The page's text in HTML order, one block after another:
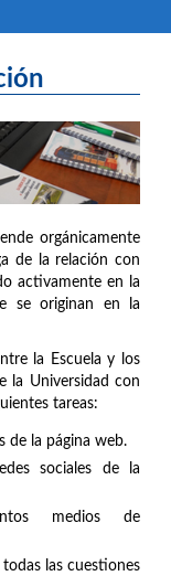
orgánicamente
de la relación con
activamente en la
se originan en la
la Escuela y los
la Universidad con
tareas:
de la página web.
sociales de la
medios de
las cuestiones